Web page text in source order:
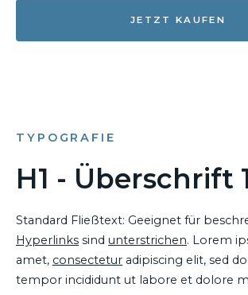
JETZT KAUFEN
TYPOGRAFIE
H1 - Überschrift
Standard Fließtext: Geeignet für
Hyperlinks sind unterstrichen. Lorem
amet, consectetur adipiscing elit, sed
tempor incididunt ut labore et dolore